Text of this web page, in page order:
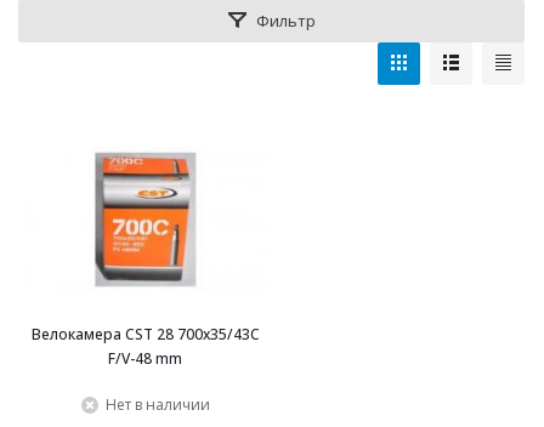
Фильтр
Велокамера CST 28 700x35/43C
F/V-48 mm
Нет в наличии